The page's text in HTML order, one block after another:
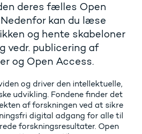
deres fælles Open
kan du læse
og hente skabeloner
vedr. publicering af
og Open Access.
og driver den intellektuelle,
udvikling. Fondene finder det
af forskningen ved at sikre
digital adgang for alle til
forskningsresultater. Open